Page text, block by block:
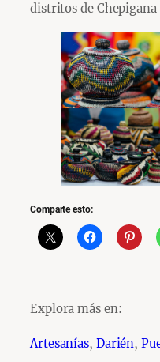
distritos de Chepigana
Comparte esto:
Explora más en:
Artesanías, Darién,